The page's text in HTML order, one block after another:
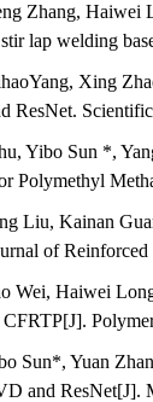
Zhang,
lap welding
Xing
Yibo Sun *,
Polymethyl
Liu, Kainan
of
Wei, Haiwei
Sun*, Yuan
and ResNet[J].